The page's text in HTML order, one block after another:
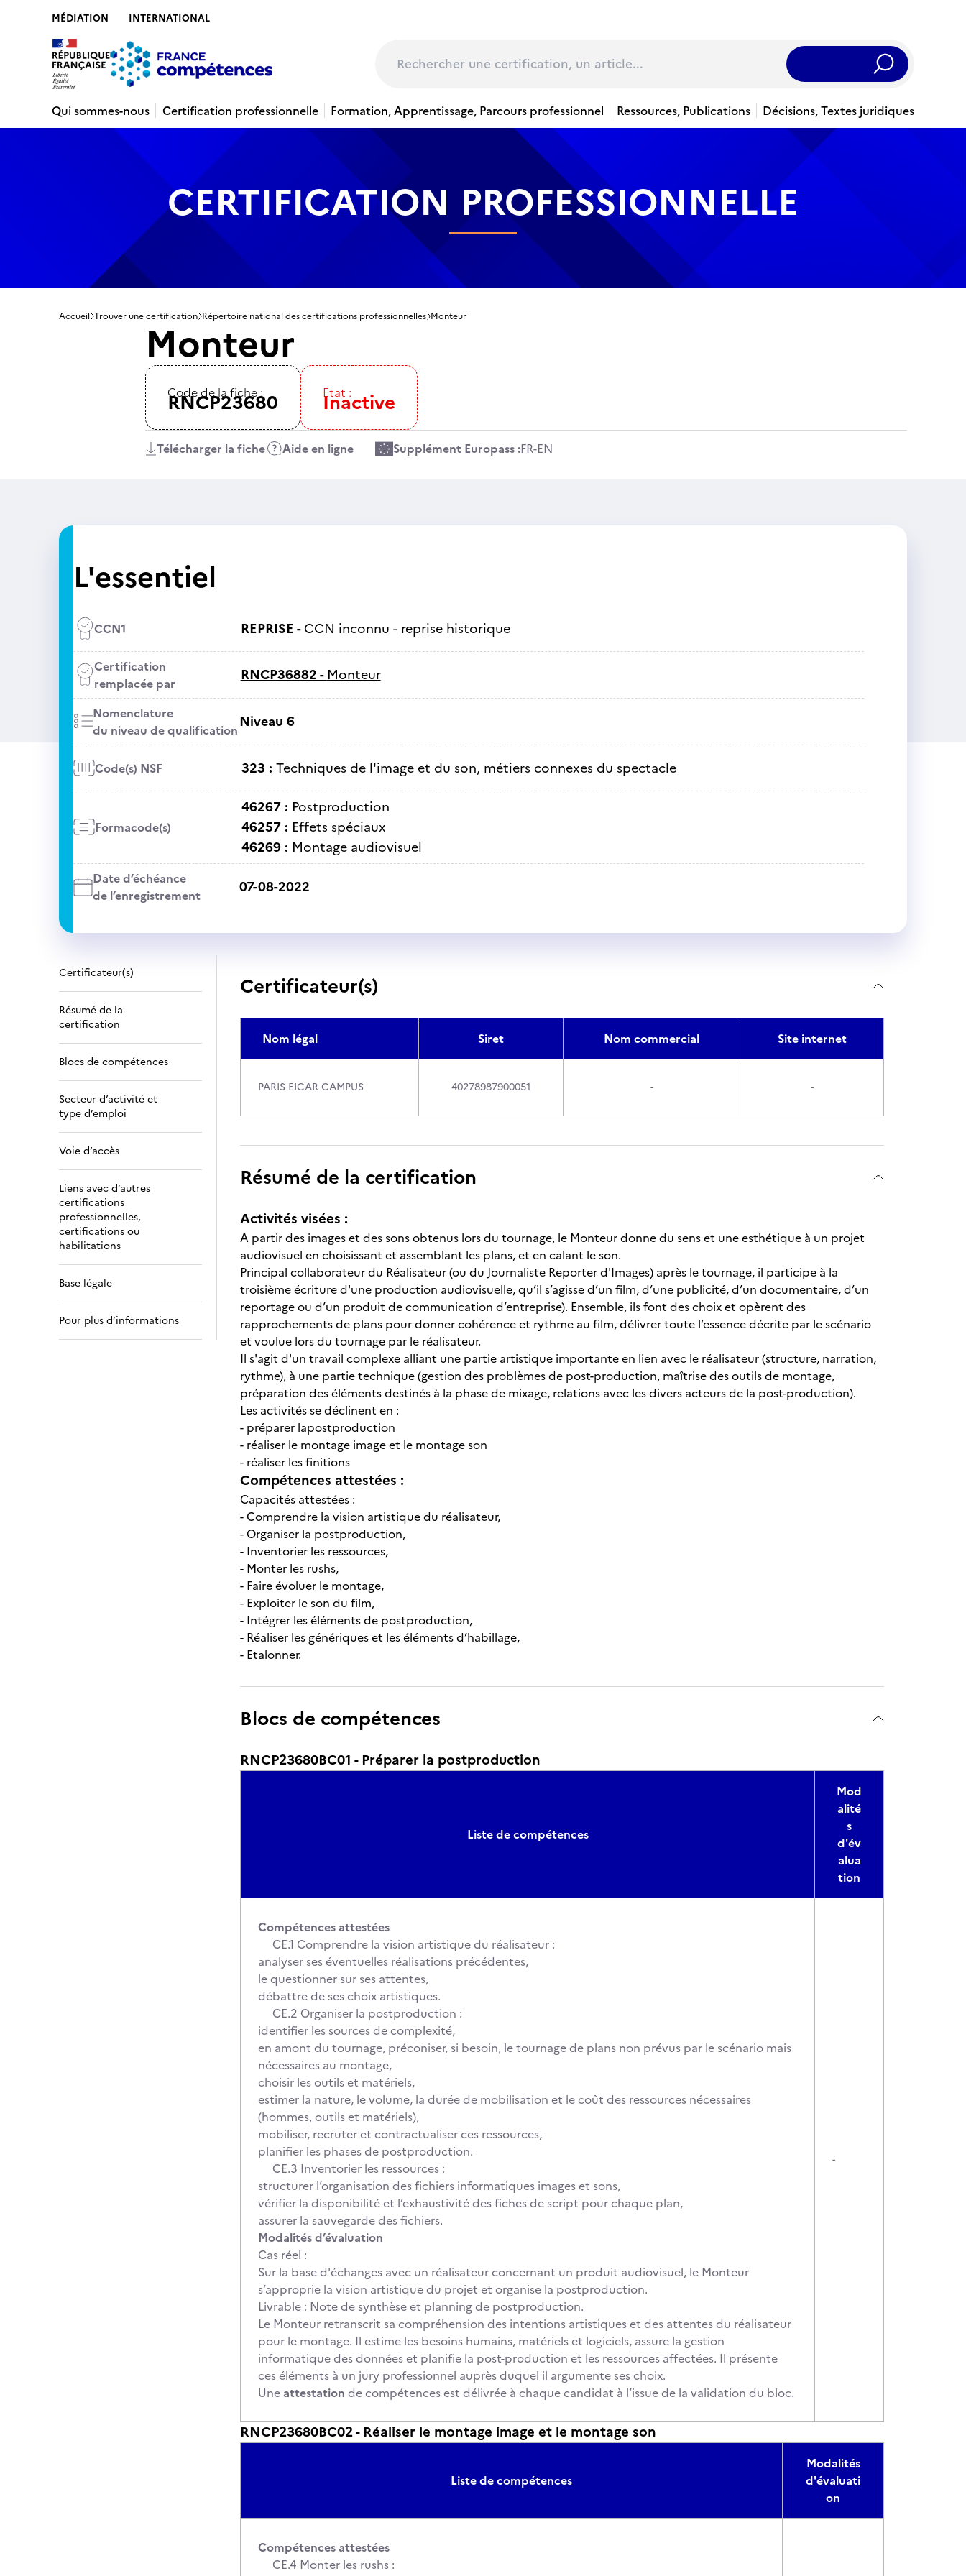
MÉDIATION INTERNATIONAL
Rechercher
Qui sommes-nous
Certification professionnelle Formation, Apprentissage, Parcours professionnel Ressources, Publications Décisions, Textes juridiques
CERTIFICATION PROFESSIONNELLE
Accueil Trouver une certification Répertoire national des certifications professionnelles Monteur
Monteur
Code de la fiche :
RNCP23680 Etat :
Inactive
Télécharger la fiche Aide en ligne Supplément Europass :FR-EN
L'essentiel
CCN1 REPRISE -CCN inconnu - reprise historique
Certification
remplacée par
RNCP36882 - Monteur
Nomenclature
du niveau de qualificationNiveau 6
Code(s) NSF 323 : Techniques de l'image et du son, métiers connexes du spectacle
Formacode(s)
46267 : Postproduction
46257 : Effets spéciaux
46269 : Montage audiovisuel
Date d’échéance
de l’enregistrement
07-08-2022
Certificateur(s)
Résumé de la
certification
Blocs de compétences
Secteur d’activité et
type d’emploi
Voie d’accès
Liens avec d’autres
certifications
professionnelles,
certifications ou
habilitations
Base légale
Pour plus d’informations
Certificateur(s)
Nom légal Siret Nom commercial Site internet
PARIS EICAR CAMPUS 40278987900051 - -
Résumé de la certification
Activités visées :
A partir des images et des sons obtenus lors du tournage, le Monteur donne du sens et une esthétique à un projet
audiovisuel en choisissant et assemblant les plans, et en calant le son.
Principal collaborateur du Réalisateur (ou du Journaliste Reporter d'Images) après le tournage, il participe à la
troisième écriture d'une production audiovisuelle, qu’il s’agisse d’un film, d’une publicité, d’un documentaire, d’un
reportage ou d’un produit de communication d’entreprise). Ensemble, ils font des choix et opèrent des
rapprochements de plans pour donner cohérence et rythme au film, délivrer toute l’essence décrite par le scénario
et voulue lors du tournage par le réalisateur.
Il s'agit d'un travail complexe alliant une partie artistique importante en lien avec le réalisateur (structure, narration,
rythme), à une partie technique (gestion des problèmes de post-production, maîtrise des outils de montage,
préparation des éléments destinés à la phase de mixage, relations avec les divers acteurs de la post-production).
Les activités se déclinent en :
- préparer lapostproduction
- réaliser le montage image et le montage son
- réaliser les finitions
Compétences attestées :
Capacités attestées :
- Comprendre la vision artistique du réalisateur,
- Organiser la postproduction,
- Inventorier les ressources,
- Monter les rushs,
- Faire évoluer le montage,
- Exploiter le son du film,
- Intégrer les éléments de postproduction,
- Réaliser les génériques et les éléments d’habillage,
- Etalonner.
Blocs de compétences
RNCP23680BC01 - Préparer la postproduction
Liste de compétences
Mod
alité
s
d'év
alua
tion
Compétences attestées
CE.1 Comprendre la vision artistique du réalisateur :
analyser ses éventuelles réalisations précédentes,
le questionner sur ses attentes,
débattre de ses choix artistiques.
CE.2 Organiser la postproduction :
identifier les sources de complexité,
en amont du tournage, préconiser, si besoin, le tournage de plans non prévus par le scénario mais
nécessaires au montage,
choisir les outils et matériels,
estimer la nature, le volume, la durée de mobilisation et le coût des ressources nécessaires
(hommes, outils et matériels),
mobiliser, recruter et contractualiser ces ressources,
planifier les phases de postproduction.
CE.3 Inventorier les ressources :
structurer l’organisation des fichiers informatiques images et sons,
vérifier la disponibilité et l’exhaustivité des fiches de script pour chaque plan,
assurer la sauvegarde des fichiers.
Modalités d’évaluation
Cas réel :
Sur la base d'échanges avec un réalisateur concernant un produit audiovisuel, le Monteur
s’approprie la vision artistique du projet et organise la postproduction.
Livrable : Note de synthèse et planning de postproduction.
Le Monteur retranscrit sa compréhension des intentions artistiques et des attentes du réalisateur
pour le montage. Il estime les besoins humains, matériels et logiciels, assure la gestion
informatique des données et planifie la post-production et les ressources affectées. Il présente
ces éléments à un jury professionnel auprès duquel il argumente ses choix.
Une attestation de compétences est délivrée à chaque candidat à l’issue de la validation du bloc.
-
RNCP23680BC02 - Réaliser le montage image et le montage son
Liste de compétences
Modalités
d'évaluati
on
Compétences attestées
CE.4 Monter les rushs :